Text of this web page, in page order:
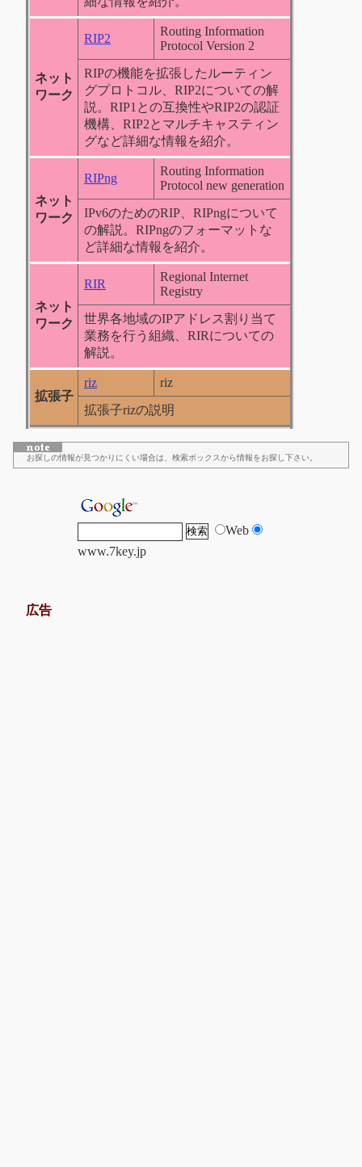
ネット
ワーク
RIP2
Routing Information
Protocol Version 2
RIPの機能を拡張したルーティン
グプロトコル、RIP2についての解
説。RIP1との互換性やRIP2の認証
機構、RIP2とマルチキャスティン
グなど詳細な情報を紹介。
ネット
ワーク
RIPng
Routing Information
Protocol new generation
IPv6のためのRIP、RIPngについて
の解説。RIPngのフォーマットな
ど詳細な情報を紹介。
ネット
ワーク
RIR
Regional Internet
Registry
世界各地域のIPアドレス割り当て
業務を行う組織、RIRについての
解説。
拡張子
riz
riz
拡張子rizの説明
お探しの情報が見つかりにくい場合は、検索ボックスから情報をお探し下さい。
Web
www.7key.jp
広告